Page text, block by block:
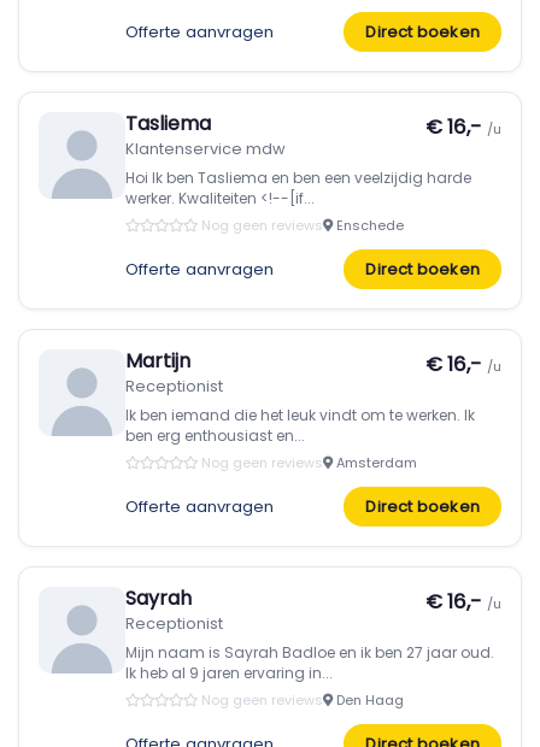
Offerte aanvragen Direct boeken
Tasliema
Klantenservice mdw
€ 16,- /u
Hoi Ik ben Tasliema en ben een veelzijdig harde
werker. Kwaliteiten <!--[if...
Nog geen reviews Enschede
Offerte aanvragen Direct boeken
Martijn
Receptionist
€ 16,- /u
Ik ben iemand die het leuk vindt om te werken. Ik
ben erg enthousiast en...
Nog geen reviews Amsterdam
Offerte aanvragen Direct boeken
Sayrah
Receptionist
€ 16,- /u
Mijn naam is Sayrah Badloe en ik ben 27 jaar oud.
Ik heb al 9 jaren ervaring in...
Nog geen reviews Den Haag